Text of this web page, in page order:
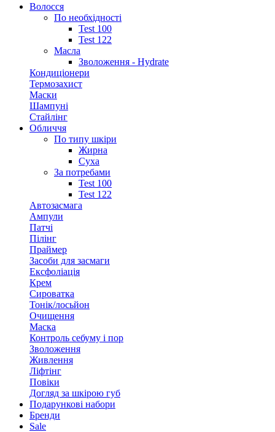
Волосся
По необхідності
Test 100
Test 122
Масла
Зволоження - Hydrate
Кондиціонери
Термозахист
Маски
Шампуні
Стайлінг
Обличчя
По типу шкіри
Жирна
Суха
За потребами
Test 100
Test 122
Автозасмага
Ампули
Патчі
Пілінг
Праймер
Засоби для засмаги
Ексфоліація
Крем
Сироватка
Тонік/лосьйон
Очищення
Маска
Контроль себуму і пор
Зволоження
Живлення
Ліфтінг
Повіки
Догляд за шкірою губ
Подарункові набори
Бренди
Sale